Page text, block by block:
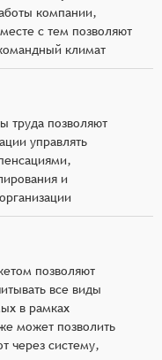
компании,
с тем позволяют
климат
труда позволяют
управлять
и
позволяют
все виды
в рамках
может позволить
через систему,